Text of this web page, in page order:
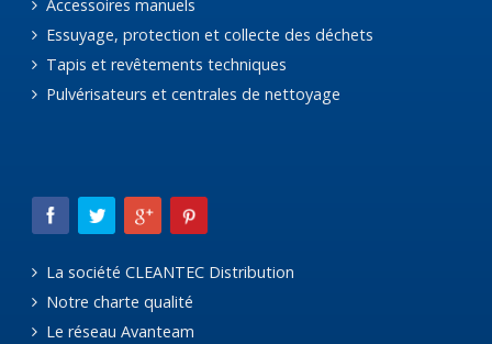
Accessoires manuels
Essuyage, protection et collecte des déchets
Tapis et revêtements techniques
Pulvérisateurs et centrales de nettoyage
La société CLEANTEC Distribution
Notre charte qualité
Le réseau Avanteam